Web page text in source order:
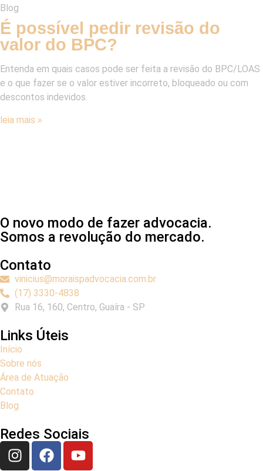
Blog
É possível pedir revisão do
valor do BPC?
Entenda em quais casos pode ser feita a revisão do BPC/LOAS
e o que fazer se o valor estiver incorreto, bloqueado ou com
descontos indevidos.
leia mais »
O novo modo de fazer advocacia.
Somos a revolução do mercado.
Contato
vinicius@moraispadvocacia.com.br
(17) 3330-4838
Rua 16, 160, Centro, Guaíra - SP
Links Úteis
Início
Sobre nós
Área de Atuação
Contato
Blog
Redes Sociais